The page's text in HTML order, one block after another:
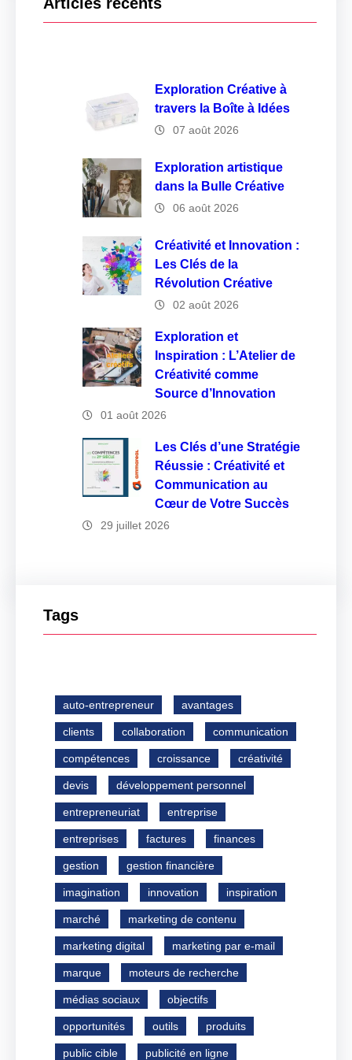
Exploration Créative à
travers la Boîte à Idées
07 août 2026
Exploration artistique
dans la Bulle Créative
06 août 2026
Créativité et Innovation :
Les Clés de la
Révolution Créative
02 août 2026
Exploration et
Inspiration : L’Atelier de
Créativité comme
Source d’Innovation
01 août 2026
Les Clés d’une Stratégie
Réussie : Créativité et
Communication au
Cœur de Votre Succès
29 juillet 2026
Tags
auto-entrepreneur avantages
clients collaboration communication
compétences croissance créativité
devis développement personnel
entrepreneuriat entreprise
entreprises factures finances
gestion gestion financière
imagination innovation inspiration
marché marketing de contenu
marketing digital marketing par e-mail
marque moteurs de recherche
médias sociaux objectifs
opportunités outils produits
public cible publicité en ligne